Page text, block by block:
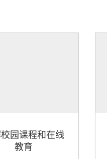
园课程和在线
教育